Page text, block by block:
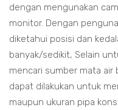
dengan mengunakan
monitor. Dengan
diketahui posisi dan
banyak/sedikit, Selain
mencari sumber mata air
dapat dilakukan untuk
maupun ukuran pipa